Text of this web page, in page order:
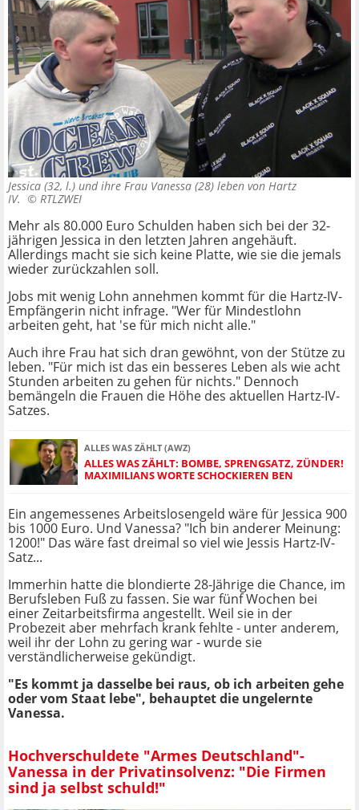
Jessica (32, l.) und ihre Frau Vanessa (28) leben von Hartz
IV. © RTLZWEI
Mehr als 80.000 Euro Schulden haben sich bei der 32-
jährigen Jessica in den letzten Jahren angehäuft.
Allerdings macht sie sich keine Platte, wie sie die jemals
wieder zurückzahlen soll.
Jobs mit wenig Lohn annehmen kommt für die Hartz-IV-
Empfängerin nicht infrage. "Wer für Mindestlohn
arbeiten geht, hat 'se für mich nicht alle."
Auch ihre Frau hat sich dran gewöhnt, von der Stütze zu
leben. "Für mich ist das ein besseres Leben als wie acht
Stunden arbeiten zu gehen für nichts." Dennoch
bemängeln die Frauen die Höhe des aktuellen Hartz-IV-
Satzes.
ALLES WAS ZÄHLT (AWZ)
ALLES WAS ZÄHLT: BOMBE, SPRENGSATZ, ZÜNDER!
MAXIMILIANS WORTE SCHOCKIEREN BEN
Ein angemessenes Arbeitslosengeld wäre für Jessica 900
bis 1000 Euro. Und Vanessa? "Ich bin anderer Meinung:
1200!" Das wäre fast dreimal so viel wie Jessis Hartz-IV-
Satz...
Immerhin hatte die blondierte 28-Jährige die Chance, im
Berufsleben Fuß zu fassen. Sie war fünf Wochen bei
einer Zeitarbeitsfirma angestellt. Weil sie in der
Probezeit aber mehrfach krank fehlte - unter anderem,
weil ihr der Lohn zu gering war - wurde sie
verständlicherweise gekündigt.
"Es kommt ja dasselbe bei raus, ob ich arbeiten gehe
oder vom Staat lebe", behauptet die ungelernte
Vanessa.
Hochverschuldete "Armes Deutschland"-
Vanessa in der Privatinsolvenz: "Die Firmen
sind ja selbst schuld!"